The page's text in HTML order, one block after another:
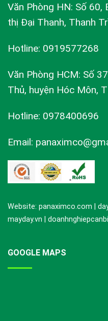
Văn Phòng HN: Số 60,
thị Đại Thanh, Thanh
Hotline: 0919577268
Văn Phòng HCM: Số
Thủ, huyện Hóc Môn,
Hotline: 0978400696
Email:
Website: panaximco.com |
mayday.vn |
GOOGLE MAPS